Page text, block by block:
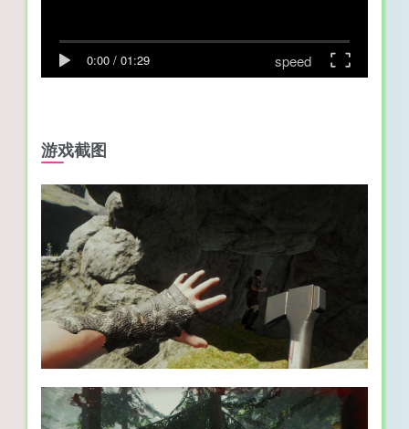
0:00 / 01:29 speed
游戏截图